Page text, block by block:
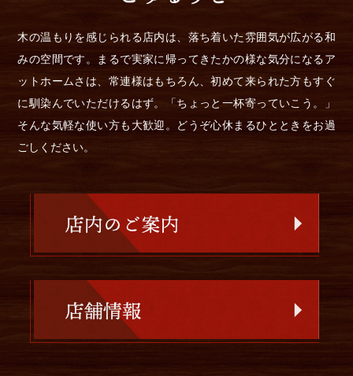
木の温もりを感じられる店内は、落ち着いた雰囲気が広がる和
みの空間です。まるで実家に帰ってきたかの様な気分になるア
ットホームさは、常連様はもちろん、初めて来られた方もすぐ
に馴染んでいただけるはず。「ちょっと一杯寄っていこう。」
そんな気軽な使い方も大歓迎。どうぞ心休まるひとときをお過
ごしください。